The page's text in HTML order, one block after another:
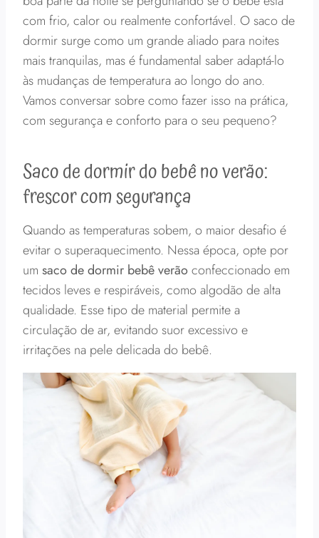
com frio, calor ou realmente confortável. O saco de
dormir surge como um grande aliado para noites
mais tranquilas, mas é fundamental saber adaptá-lo
às mudanças de temperatura ao longo do ano.
Vamos conversar sobre como fazer isso na prática,
com segurança e conforto para o seu pequeno?
Saco de dormir do bebê no verão:
frescor com segurança
Quando as temperaturas sobem, o maior desafio é
evitar o superaquecimento. Nessa época, opte por
um saco de dormir bebê verãoconfeccionado em
tecidos leves e respiráveis, como algodão de alta
qualidade. Esse tipo de material permite a
circulação de ar, evitando suor excessivo e
irritações na pele delicada do bebê.